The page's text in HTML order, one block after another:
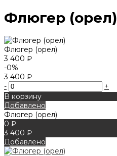
Флюгер (орел)
Флюгер (орел)
3 400 ₽
-0%
3 400 ₽
-
+
В корзину
Добавлено
Флюгер (орел)
0 ₽
3 400 ₽
Добавлено